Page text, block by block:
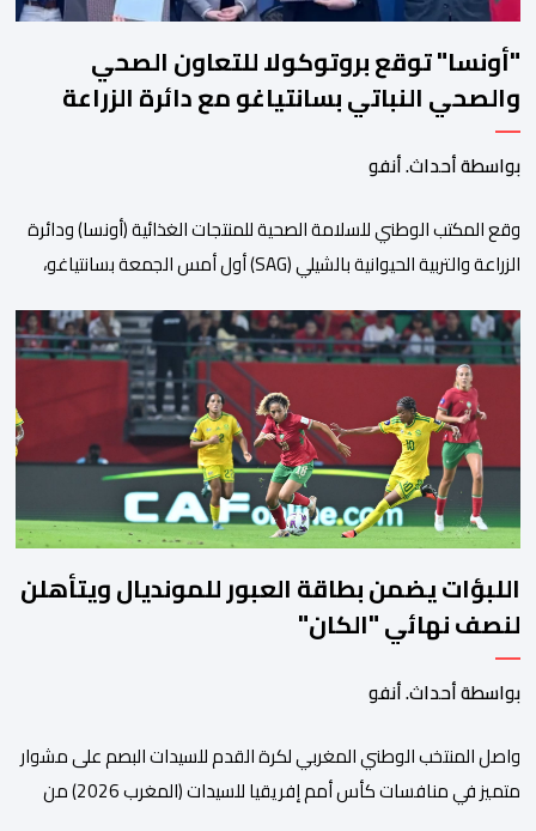
"أونسا" توقع بروتوكولا للتعاون الصحي
والصحي النباتي بسانتياغو مع دائرة الزراعة
وتربية المواشي
بواسطة أحداث. أنفو
وقع المكتب الوطني للسلامة الصحية للمنتجات الغذائية (أونسا) ودائرة
الزراعة والتربية الحيوانية بالشيلي (SAG) أول أمس الجمعة بسانتياغو،
والصحة الحيوانية. وسيمكن هذا البروتوكول الذي تم توقيعه بحضور
مسؤولين عن السلطات الشيلية، وممثلين عن القطاع الخاص ومن
أوساط التصدير، من مواءمة الإجراءات الصحية، والصحية النباتية المطبقة
على […]
اللبؤات يضمن بطاقة العبور للمونديال ويتأهلن
لنصف نهائي "الكان"
بواسطة أحداث. أنفو
واصل المنتخب الوطني المغربي لكرة القدم للسيدات البصم على مشوار
متميز في منافسات كأس أمم إفريقيا للسيدات (المغرب 2026) من